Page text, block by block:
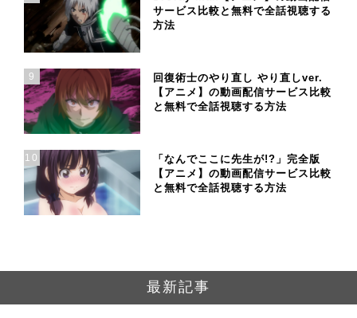
サービス比較と無料で全話視聴する
方法
9
回復術士のやり直し やり直しver.
【アニメ】の動画配信サービス比較
と無料で全話視聴する方法
10
「なんでここに先生が!?」完全版
【アニメ】の動画配信サービス比較
と無料で全話視聴する方法
最新記事